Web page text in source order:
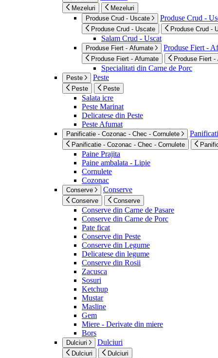
Mezeluri
Mezeluri
Produse Crud - Uscate
Produse Crud -
Produse Crud - Uscate Produse Crud -
Salam Crud - Uscat
Produse Fiert - Afumate Produse Fiert -
Produse Fiert - Afumate Produse Fiert -
Specialitati din Carne de Porc
Peste Peste
Peste Peste
Salata icre
Peste Marinat
Delicatese din Peste
Peste Afumat
Panificatie - Cozonac - Chec - Cornulete
Panificatie - Cozonac - Chec - Cornulete
Paine Prajita
Paine ambalata - Lipie
Cornulete
Cozonac
Conserve Conserve
Conserve Conserve
Conserve din Carne de Pasare
Conserve din Carne de Porc
Pate ficat
Conserve din Peste
Conserve din Legume
Delicatese din legume
Conserve din Rosii
Zacusca
Sosuri
Ketchup
Mustar
Masline
Gem
Miere - Derivate din miere
Bors
Dulciuri Dulciuri
Dulciuri Dulciuri